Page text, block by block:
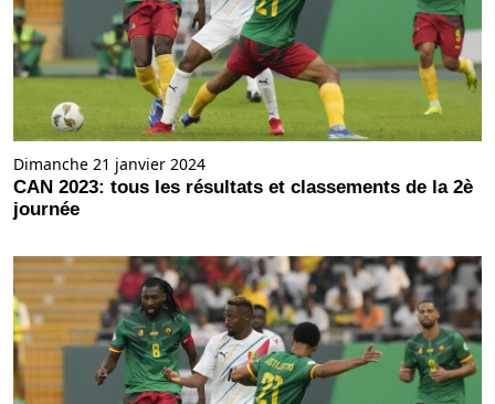
Dimanche 21 janvier 2024
CAN 2023: tous les résultats et classements de la 2è
journée